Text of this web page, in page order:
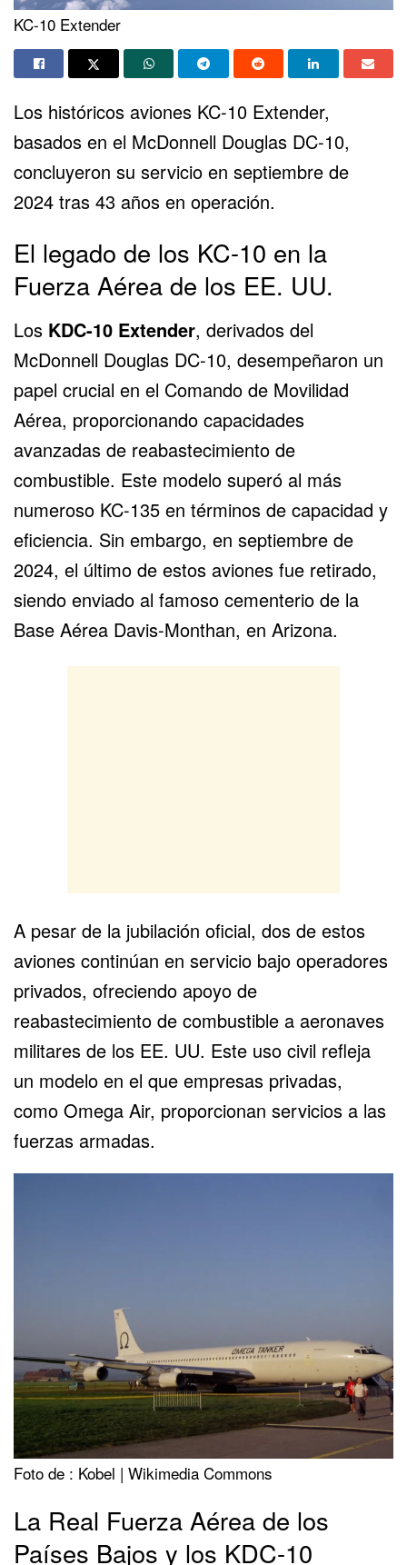
KC-10 Extender
Los históricos aviones KC-10 Extender,
basados en el McDonnell Douglas DC-10,
concluyeron su servicio en septiembre de
2024 tras 43 años en operación.
El legado de los KC-10 en la
Fuerza Aérea de los EE. UU.
Los KDC-10 Extender, derivados del
McDonnell Douglas DC-10, desempeñaron un
papel crucial en el Comando de Movilidad
Aérea, proporcionando capacidades
avanzadas de reabastecimiento de
combustible. Este modelo superó al más
numeroso KC-135 en términos de capacidad y
eficiencia. Sin embargo, en septiembre de
2024, el último de estos aviones fue retirado,
siendo enviado al famoso cementerio de la
Base Aérea Davis-Monthan, en Arizona.
A pesar de la jubilación oficial, dos de estos
aviones continúan en servicio bajo operadores
privados, ofreciendo apoyo de
reabastecimiento de combustible a aeronaves
militares de los EE. UU. Este uso civil refleja
un modelo en el que empresas privadas,
como Omega Air, proporcionan servicios a las
fuerzas armadas.
Foto de : Kobel | Wikimedia Commons
La Real Fuerza Aérea de los
Países Bajos y los KDC-10